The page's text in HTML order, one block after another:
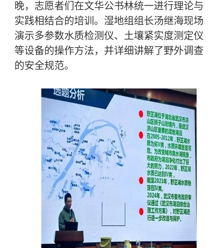
晚，志愿者们在文华公书林统一进行理论与
实践相结合的培训。湿地组组长汤继海现场
演示多参数水质检测仪、土壤紧实度测定仪
等设备的操作方法，并详细讲解了野外调查
的安全规范。